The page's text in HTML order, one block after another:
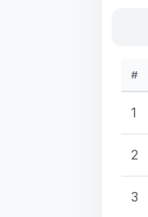
#
1
2
3